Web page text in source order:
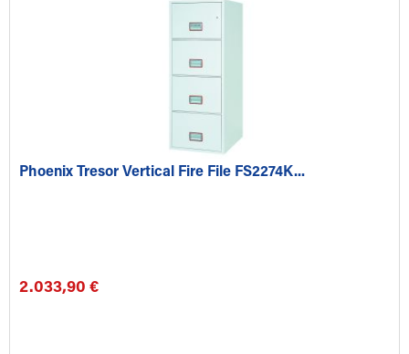
Phoenix Tresor Vertical Fire File FS2274K...
2.033,90 €